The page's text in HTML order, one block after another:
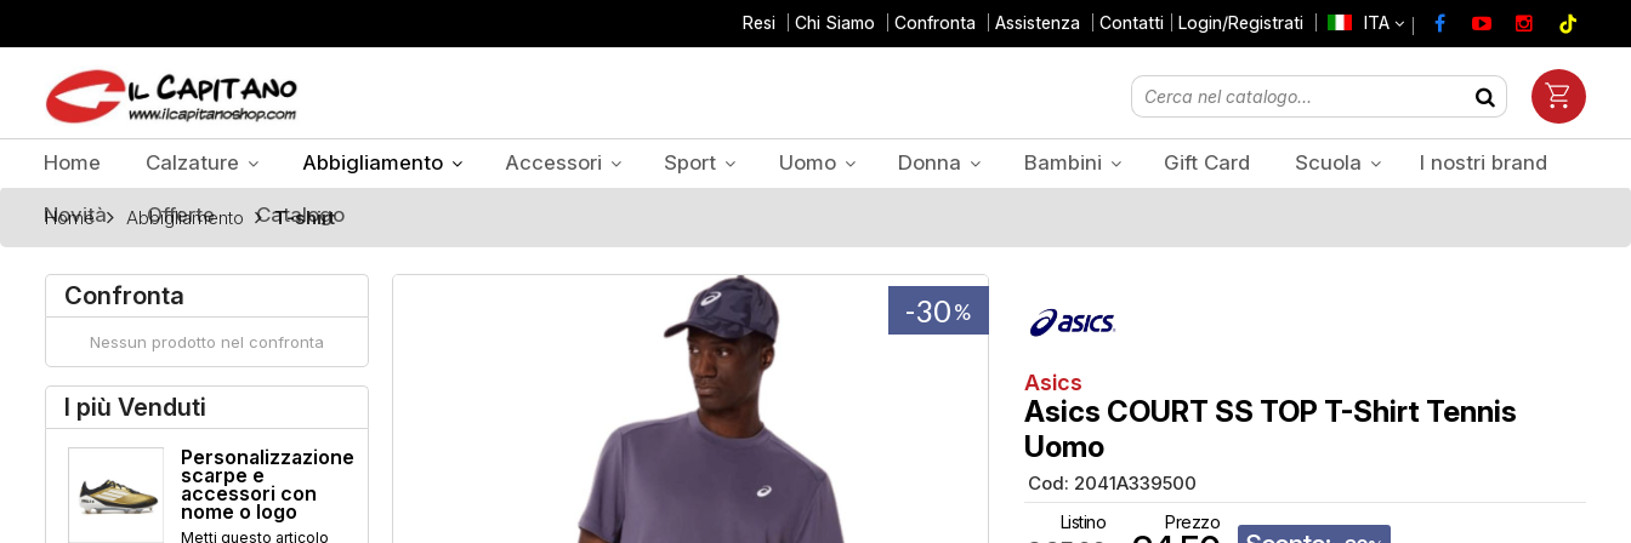
Resi Chi Siamo Confronta Assistenza Contatti Login/Registrati ITA
Home Calzature Abbigliamento Accessori Sport Uomo Donna Bambini Gift Card Scuola I nostri brand
Novità Offerte Catalogo
Home Abbigliamento T-shirt
-30%
Asics
Asics COURT SS TOP T-Shirt Tennis
Uomo
Cod: 2041A339500
Listino Prezzo
Confronta
Nessun prodotto nel confronta
I più Venduti
Personalizzazione
scarpe e
accessori con
nome o logo
Metti questo articolo